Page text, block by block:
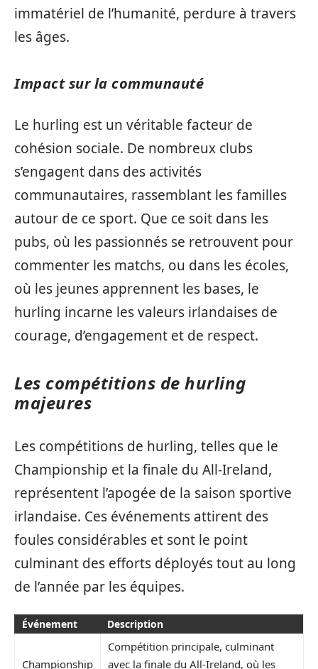
immatériel de l’humanité, perdure à travers
les âges.
Impact sur la communauté
Le hurling est un véritable facteur de
cohésion sociale. De nombreux clubs
s’engagent dans des activités
communautaires, rassemblant les familles
autour de ce sport. Que ce soit dans les
pubs, où les passionnés se retrouvent pour
commenter les matchs, ou dans les écoles,
où les jeunes apprennent les bases, le
hurling incarne les valeurs irlandaises de
courage, d’engagement et de respect.
Les compétitions de hurling
majeures
Les compétitions de hurling, telles que le
Championship et la finale du All-Ireland,
représentent l’apogée de la saison sportive
irlandaise. Ces événements attirent des
foules considérables et sont le point
culminant des efforts déployés tout au long
de l’année par les équipes.
Événement Description
Championship
Compétition principale, culminant
avec la finale du All-Ireland, où les